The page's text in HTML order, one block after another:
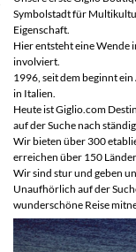
Symbolstadt für
Eigenschaft.
Hier entsteht eine Wende
involviert.
1996, seit dem beginnt
in Italien.
Heute ist Giglio.com
auf der Suche nach
Wir bieten über 300
erreichen über 150 Länder.
Wir sind stur und geben
Unaufhörlich auf der
wunderschöne Reise